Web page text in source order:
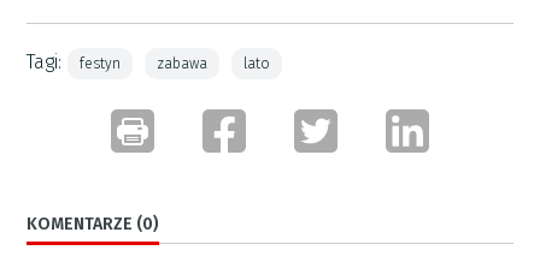
Tagi: festyn zabawa lato
KOMENTARZE (0)